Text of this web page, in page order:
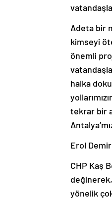
Adeta bir
kimseyi
önemli
halka
tekrar bir
Erol
CHP Kaş
yönelik